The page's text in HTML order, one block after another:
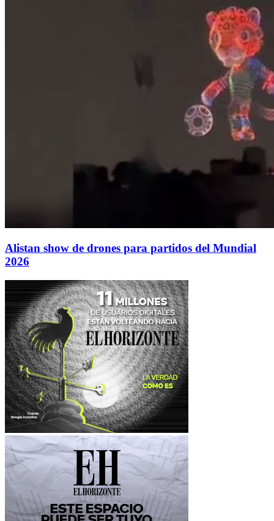
Alistan show de drones para partidos del Mundial
2026